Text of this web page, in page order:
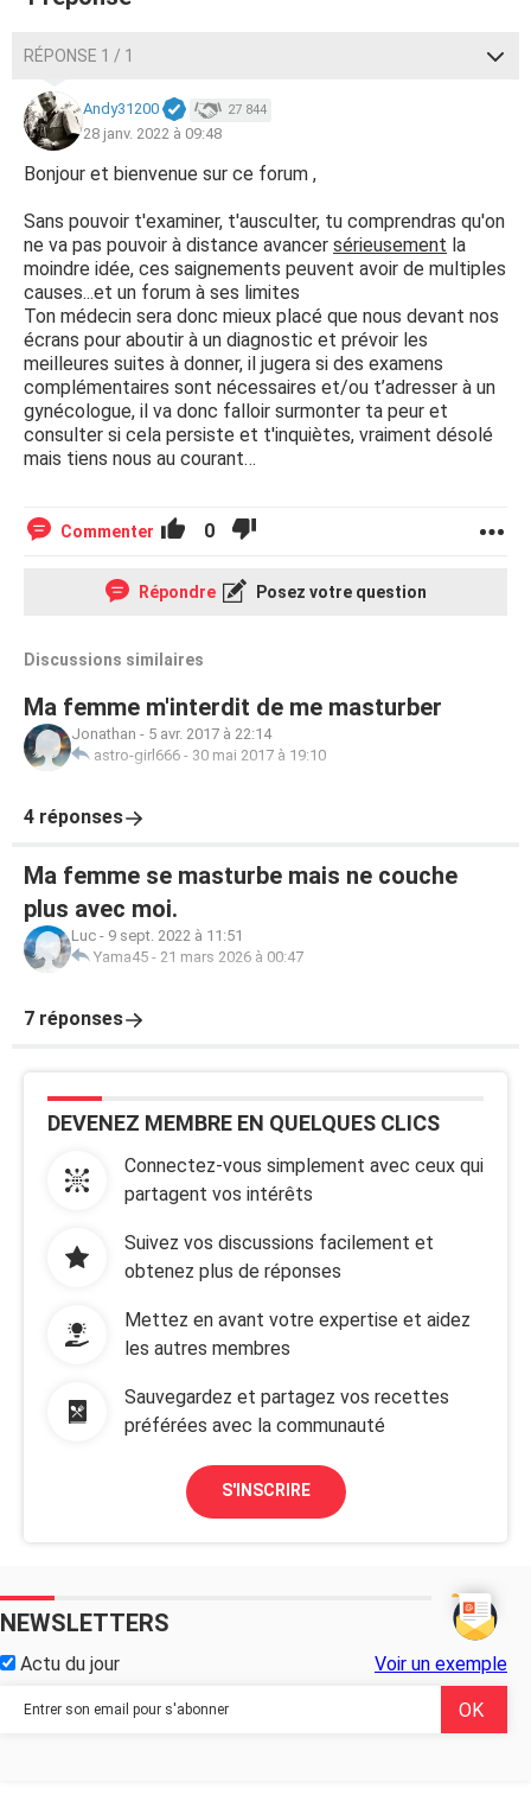
RÉPONSE 1 / 1
Andy31200 27 844
28 janv. 2022 à 09:48
Bonjour et bienvenue sur ce forum ,
Sans pouvoir t'examiner, t'ausculter, tu comprendras qu'on
ne va pas pouvoir à distance avancer sérieusement la
moindre idée, ces saignements peuvent avoir de multiples
causes...et un forum à ses limites
Ton médecin sera donc mieux placé que nous devant nos
écrans pour aboutir à un diagnostic et prévoir les
meilleures suites à donner, il jugera si des examens
complémentaires sont nécessaires et/ou t’adresser à un
gynécologue, il va donc falloir surmonter ta peur et
consulter si cela persiste et t'inquiètes, vraiment désolé
mais tiens nous au courant…
Commenter 0
Répondre Posez votre question
Discussions similaires
Ma femme m'interdit de me masturber
Jonathan - 5 avr. 2017 à 22:14
astro-girl666 - 30 mai 2017 à 19:10
4 réponses
Ma femme se masturbe mais ne couche
plus avec moi.
Luc - 9 sept. 2022 à 11:51
Yama45 - 21 mars 2026 à 00:47
7 réponses
DEVENEZ MEMBRE EN QUELQUES CLICS
Connectez-vous simplement avec ceux qui
partagent vos intérêts
Suivez vos discussions facilement et
obtenez plus de réponses
Mettez en avant votre expertise et aidez
les autres membres
Sauvegardez et partagez vos recettes
préférées avec la communauté
S'INSCRIRE
NEWSLETTERS
Actu du jour Voir un exemple